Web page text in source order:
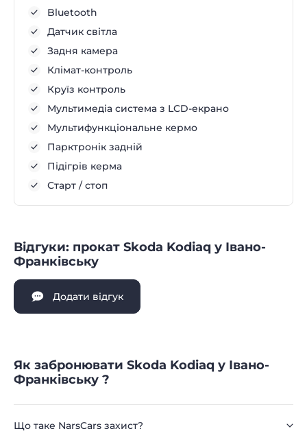
Bluetooth
Датчик світла
Задня камера
Клімат-контроль
Круїз контроль
Мультимедіа система з LCD-екрано
Мультифункціональне кермо
Парктронік задній
Підігрів керма
Старт / стоп
Відгуки: прокат Skoda Kodiaq у Івано-
Франківську
Додати відгук
Як забронювати Skoda Kodiaq у Івано-
Франківську ?
Що таке NarsCars захист?